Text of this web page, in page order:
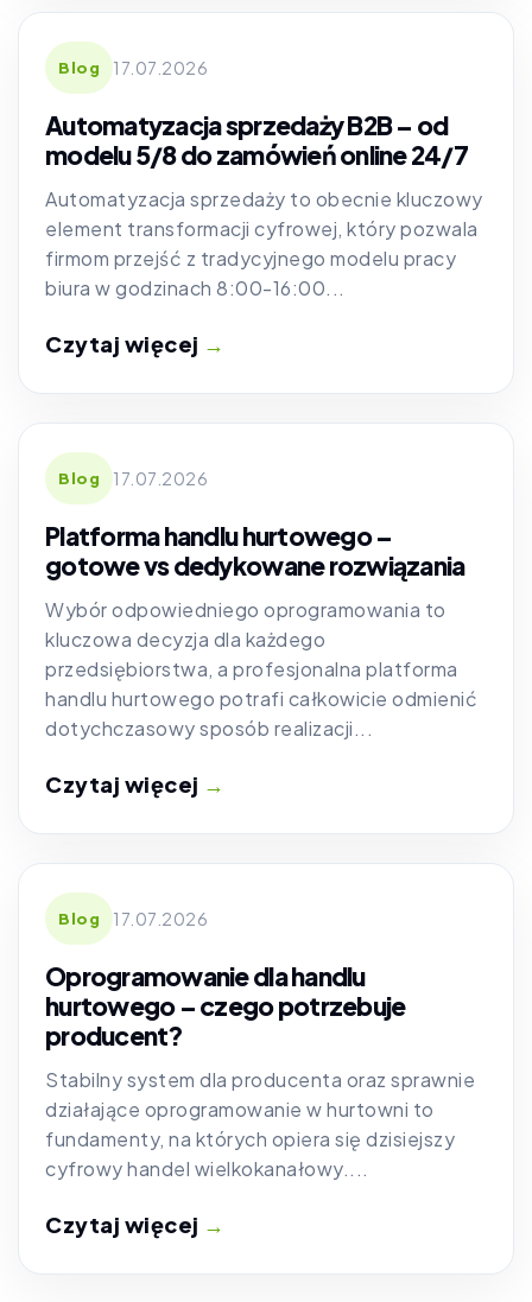
Blog 17.07.2026
Automatyzacja sprzedaży B2B – od
modelu 5/8 do zamówień online 24/7
Automatyzacja sprzedaży to obecnie kluczowy
element transformacji cyfrowej, który pozwala
firmom przejść z tradycyjnego modelu pracy
biura w godzinach 8:00-16:00...
Czytaj więcej →
Blog 17.07.2026
Platforma handlu hurtowego –
gotowe vs dedykowane rozwiązania
Wybór odpowiedniego oprogramowania to
kluczowa decyzja dla każdego
przedsiębiorstwa, a profesjonalna platforma
handlu hurtowego potrafi całkowicie odmienić
dotychczasowy sposób realizacji...
Czytaj więcej →
Blog 17.07.2026
Oprogramowanie dla handlu
hurtowego – czego potrzebuje
producent?
Stabilny system dla producenta oraz sprawnie
działające oprogramowanie w hurtowni to
fundamenty, na których opiera się dzisiejszy
cyfrowy handel wielkokanałowy....
Czytaj więcej →